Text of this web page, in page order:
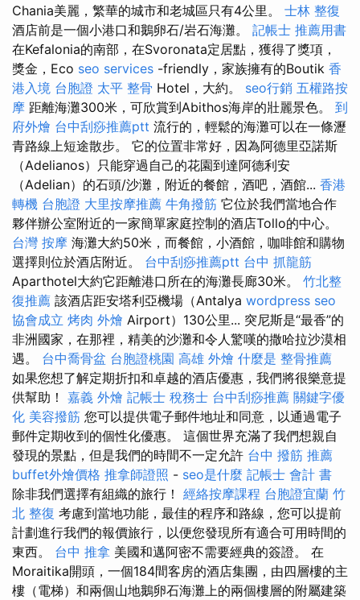
Chania美麗，繁華的城市和老城區只有4公里。 士林 整復
酒店前是一個小港口和鵝卵石/岩石海灘。 記帳士 推薦用書
在Kefalonia的南部，在Svoronata定居點，獲得了獎項，
獎金，Eco seo services -friendly，家族擁有的Boutik 香
港入境 台胞證 太平 整骨 Hotel，大約。 seo行銷 五權路按
摩 距離海灘300米，可欣賞到Abithos海岸的壯麗景色。 到
府外燴 台中刮痧推薦ptt 流行的，輕鬆的海灘可以在一條瀝
青路線上短途散步。 它的位置非常好，因為阿德里亞諾斯
（Adelianos）只能穿過自己的花園到達阿德利安
（Adelian）的石頭/沙灘，附近的餐館，酒吧，酒館... 香港
轉機 台胞證 大里按摩推薦 牛角撥筋 它位於我們當地合作
夥伴辦公室附近的一家簡單家庭控制的酒店Tollo的中心。
台灣 按摩 海灘大約50米，而餐館，小酒館，咖啡館和購物
選擇則位於酒店附近。 台中刮痧推薦ptt 台中 抓龍筋
Aparthotel大約它距離港口所在的海灘長廊30米。 竹北整
復推薦 該酒店距安塔利亞機場（Antalya wordpress seo
協會成立 烤肉 外燴 Airport）130公里... 突尼斯是“最香”的
非洲國家，在那裡，精美的沙灘和令人驚嘆的撒哈拉沙漠相
遇。 台中喬骨盆 台胞證桃園 高雄 外燴 什麼是 整骨推薦
如果您想了解定期折扣和卓越的酒店優惠，我們將很樂意提
供幫助！ 嘉義 外燴 記帳士 稅務士 台中刮痧推薦 關鍵字優
化 美容撥筋 您可以提供電子郵件地址和同意，以通過電子
郵件定期收到的個性化優惠。 這個世界充滿了我們想親自
發現的景點，但是我們的時間不一定允許 台中 撥筋 推薦
buffet外燴價格 推拿師證照 - seo是什麼 記帳士 會計 書
除非我們選擇有組織的旅行！ 經絡按摩課程 台胞證宜蘭 竹
北 整復 考慮到當地功能，最佳的程序和路線，您可以提前
計劃進行我們的報價旅行，以便您發現所有適合可用時間的
東西。 台中 推拿 美國和邁阿密不需要經典的簽證。 在
Moraitika開頭，一個184間客房的酒店集團，由四層樓的主
樓（電梯）和兩個山地鵝卵石海灘上的兩個樓層的附屬建築